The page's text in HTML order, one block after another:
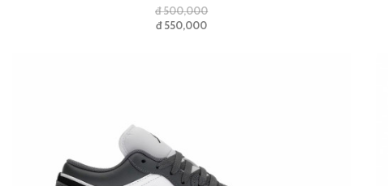
đ 500,000
đ 550,000